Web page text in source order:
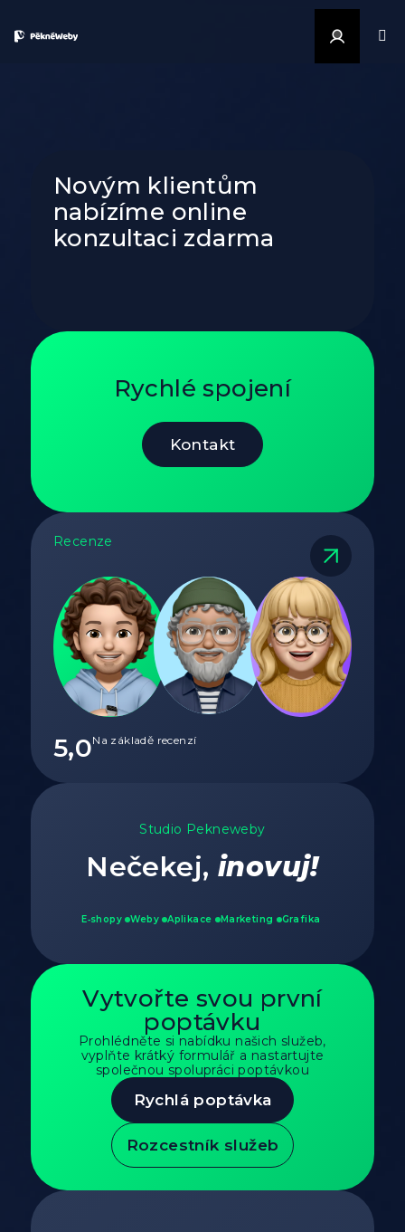
Novým klientům
nabízíme online
konzultaci zdarma
Rychlé spojení
Kontakt
Recenze
5,0Na základě recenzí
Studio Pekneweby
Nečekej, inovuj!
E‑shopy Weby Aplikace Marketing Grafika
Vytvořte svou první
poptávku
Prohlédněte si nabídku našich služeb,
vyplňte krátký formulář a nastartujte
společnou spolupráci poptávkou
Rychlá poptávka
Rozcestník služeb